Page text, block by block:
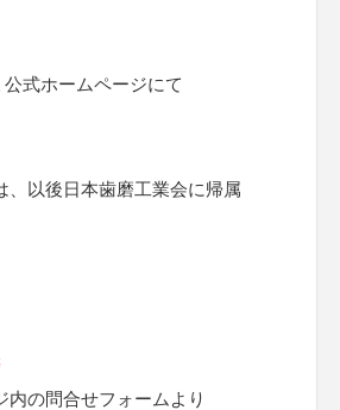
式ホームページにて
、以後日本歯磨工業会に帰属
内の問合せフォームより